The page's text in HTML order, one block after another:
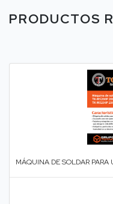
PRODUCTOS
MÁQUINA DE SOLDAR PARA